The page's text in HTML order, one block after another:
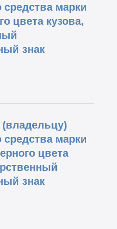
средства марки
цвета кузова,
знак
средства марки
цвета
знак